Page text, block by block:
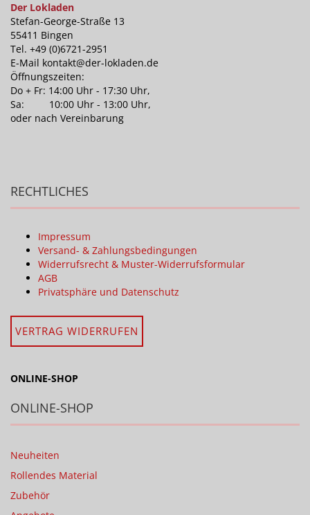
Der Lokladen
Stefan-George-Straße 13
55411 Bingen
Tel. +49 (0)6721-2951
E-Mail kontakt@der-lokladen.de
Öffnungszeiten:
Do + Fr: 14:00 Uhr - 17:30 Uhr,
Sa: 10:00 Uhr - 13:00 Uhr,
oder nach Vereinbarung
RECHTLICHES
Impressum
Versand- & Zahlungsbedingungen
Widerrufsrecht & Muster-Widerrufsformular
AGB
Privatsphäre und Datenschutz
VERTRAG WIDERRUFEN
ONLINE-SHOP
ONLINE-SHOP
Neuheiten
Rollendes Material
Zubehör